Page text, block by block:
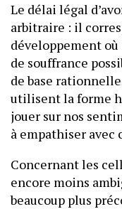
Le délai légal
arbitraire : il
développement où
de souffrance
de base
utilisent la forme
jouer sur nos
à empathiser avec
Concernant les
encore moins
beaucoup plus